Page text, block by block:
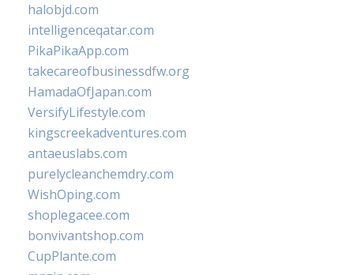
halobjd.com
intelligenceqatar.com
PikaPikaApp.com
takecareofbusinessdfw.org
HamadaOfJapan.com
VersifyLifestyle.com
kingscreekadventures.com
antaeuslabs.com
purelycleanchemdry.com
WishOping.com
shoplegacee.com
bonvivantshop.com
CupPlante.com